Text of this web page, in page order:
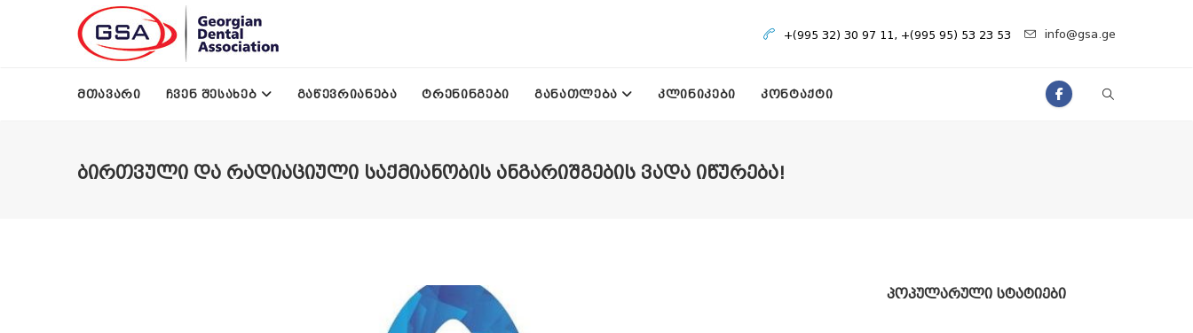
Skip to main content
+(995 32) 30 97 11, +(995 95) 53 23 53 info@gsa.ge
ᲛᲗᲐᲕᲐᲠᲘ ᲩᲕᲔᲜ ᲨᲔᲡᲐᲮᲔᲑ ᲒᲐᲬᲔᲕᲠᲘᲐᲜᲔᲑᲐ ᲢᲠᲔᲜᲘᲜᲒᲔᲑᲘ ᲒᲐᲜᲐᲗᲚᲔᲑᲐ ᲙᲚᲘᲜᲘᲙᲔᲑᲘ ᲙᲝᲜᲢᲐᲥᲢᲘ
ᲑᲘᲠᲗᲕᲣᲚᲘ ᲓᲐ ᲠᲐᲓᲘᲐᲪᲘᲣᲚᲘ ᲡᲐᲥᲛᲘᲐᲜᲝᲑᲘᲡ ᲐᲜᲒᲐᲠᲘᲨᲒᲔᲑᲘᲡ ᲕᲐᲓᲐ ᲘᲬᲣᲠᲔᲑᲐ!
ᲞᲝᲞᲣᲚᲐᲠᲣᲚᲘ ᲡᲢᲐᲢᲘᲔᲑᲘ